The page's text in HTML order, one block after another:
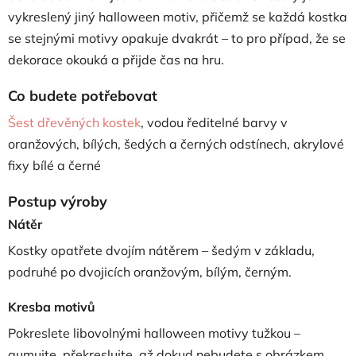
vykreslený jiný halloween motiv, přičemž se každá kostka
se stejnými motivy opakuje dvakrát – to pro případ, že se
dekorace okouká a přijde čas na hru.
Co budete potřebovat
Šest dřevěných kostek, vodou ředitelné barvy v
oranžových, bílých, šedých a černých odstínech, akrylové
fixy bílé a černé
Postup výroby
Nátěr
Kostky opatřete dvojím nátěrem – šedým v základu,
podruhé po dvojicích oranžovým, bílým, černým.
Kresba motivů
Pokreslete libovolnými halloween motivy tužkou –